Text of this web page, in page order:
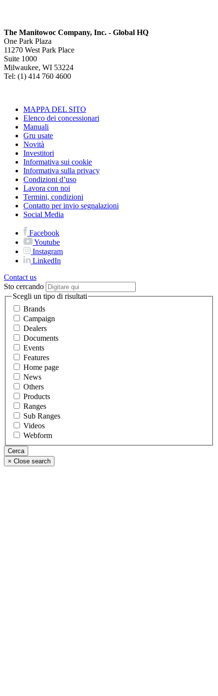
The Manitowoc Company, Inc. - Global HQ
One Park Plaza
11270 West Park Place
Suite 1000
Milwaukee, WI 53224
Tel: (1) 414 760 4600
MAPPA DEL SITO
Elenco dei concessionari
Manuali
Gru usate
Novità
Investitori
Informativa sui cookie
Informativa sulla privacy
Condizioni d’uso
Lavora con noi
Termini, condizioni
Contatto per invio segnalazioni
Social Media
Facebook
Youtube
Instagram
LinkedIn
Contact us
Sto cercando
Scegli un tipo di risultati
Brands
Campaign
Dealers
Documents
Events
Features
Home page
News
Others
Products
Ranges
Sub Ranges
Videos
Webform
× Close search